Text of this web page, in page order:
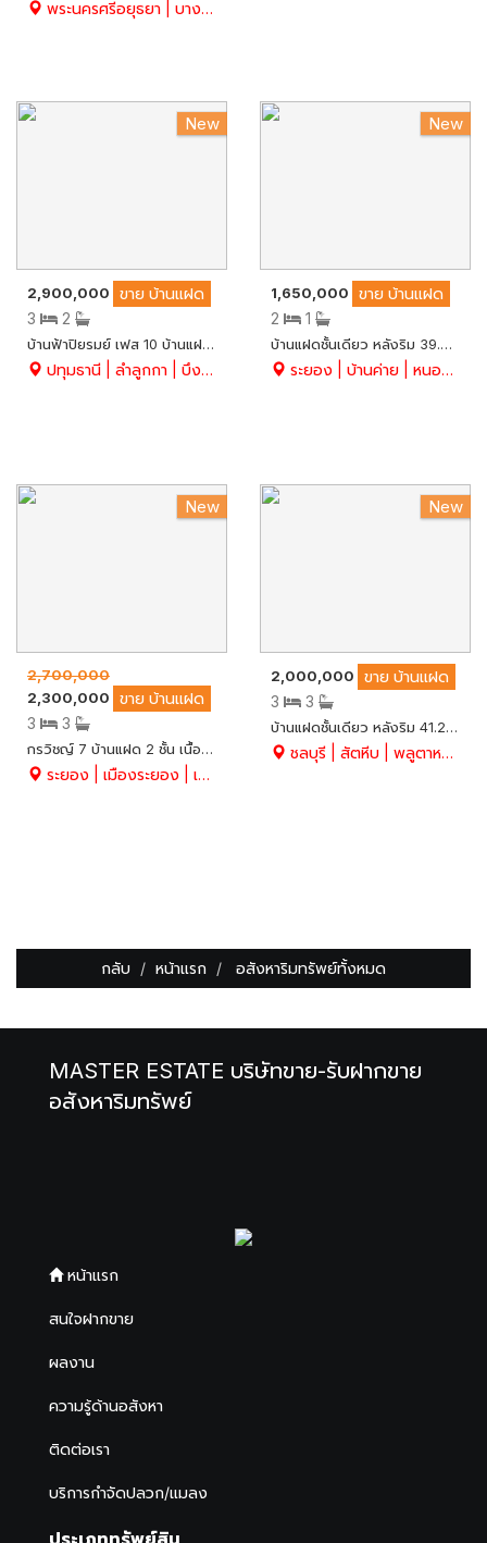
พระนครศรีอยุธยา | บางปะอิน | บางกระสั้น
New
2,900,000 ขาย บ้านแฝด
3
2
บ้านฟ้าปิยรมย์ เฟส 10 บ้านแฝด 2 ชั้น เนื้อที่ 38.1 ตร.ว. Renovate ใหม่ทั้งหลัง สวย บรรยากาศดี เงียบสงบ มีความเป็นส่วนตัว อ.ลำลูกกา จ.ปทุมธานี
ปทุมธานี | ลำลูกกา | บึงคำพร้อย
New
1,650,000 ขาย บ้านแฝด
2
1
บ้านแฝดชั้นเดียว หลังริม 39.6 ตร.ว. ถูก คุ้ม ขายพร้อมผู้เช่า 4,500 บาท/เดือน ใกล้วัดละหารไร่ อ.บ้านค่าย จ.ระยอง
ระยอง | บ้านค่าย | หนองบัว
New
2,700,000
2,300,000
ขาย บ้านแฝด
3
3
กรวิชญ์ 7 บ้านแฝด 2 ชั้น เนื้อที่ 46.4 ตร.ว. มี 3 ห้องนอน 3 ห้องน้ำ อ.เมือง จ.ระยอง
ระยอง | เมืองระยอง | เนินพระ
New
2,000,000 ขาย บ้านแฝด
3
3
บ้านแฝดชั้นเดียว หลังริม 41.2 ตร.ว. บ้านสร้างเอง (มีสองหลังในพื้นที่เดียวกัน) ทำเลดี ใกล้รพ.สมเด็จพระนางเจ้าสิริกิติ์ เหมาะเอาไว้ลงทุนเพื่อปล่อยเช่า หรือ อยู่อาศัย อ.สัตหีบ จ.ชลบุรี
ชลบุรี | สัตหีบ | พลูตาหลวง
กลับ หน้าแรก อสังหาริมทรัพย์ทั้งหมด
MASTER ESTATE บริษัทขาย-รับฝากขาย
อสังหาริมทรัพย์
หน้าแรก
สนใจฝากขาย
ผลงาน
ความรู้ด้านอสังหา
ติดต่อเรา
บริการกำจัดปลวก/แมลง